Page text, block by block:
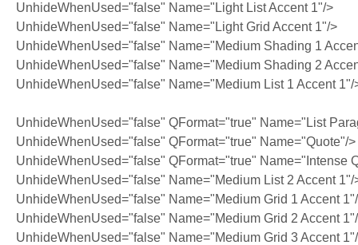
UnhideWhenUsed="false" Name="Light List Accent 1"/>
UnhideWhenUsed="false" Name="Light Grid Accent 1"/>
UnhideWhenUsed="false" Name="Medium Shading 1
UnhideWhenUsed="false" Name="Medium Shading 2
UnhideWhenUsed="false" Name="Medium List 1 Accent 1"/
UnhideWhenUsed="false" QFormat="true" Name="List
UnhideWhenUsed="false" QFormat="true" Name="Quote"/>
UnhideWhenUsed="false" QFormat="true" Name="Intense
UnhideWhenUsed="false" Name="Medium List 2 Accent 1"/
UnhideWhenUsed="false" Name="Medium Grid 1 Accent
UnhideWhenUsed="false" Name="Medium Grid 2 Accent
UnhideWhenUsed="false" Name="Medium Grid 3 Accent